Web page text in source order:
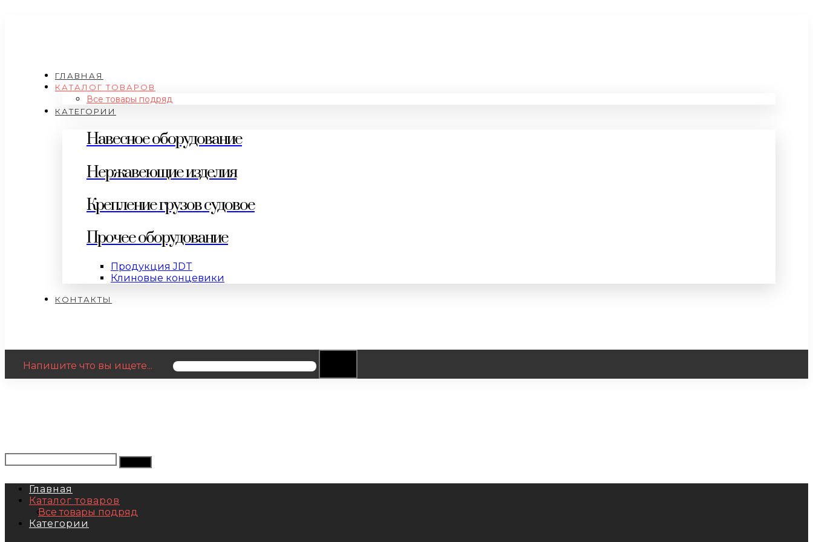
ГЛАВНАЯ
КАТАЛОГ ТОВАРОВ
Все товары подряд
КАТЕГОРИИ
Навесное оборудование
Нержавеющие изделия
Крепление грузов судовое
Прочее оборудование
Продукция JDT
Клиновые концевики
КОНТАКТЫ
Напишите что вы ищете...
Главная
Каталог товаров
Все товары подряд
Категории